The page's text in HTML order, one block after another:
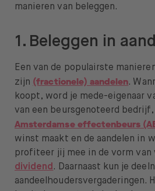
manieren van beleggen.
1. Beleggen in
Een van de populairste
zijn (fractionele) aandelen.
koopt, word je mede-eigenaar
van een beursgenoteerd bedrijf,
Amsterdamse effectenbeurs
winst maakt en de aandelen in
profiteer jij mee in de vorm van
dividend. Daarnaast kun je
aandeelhoudersvergaderingen.